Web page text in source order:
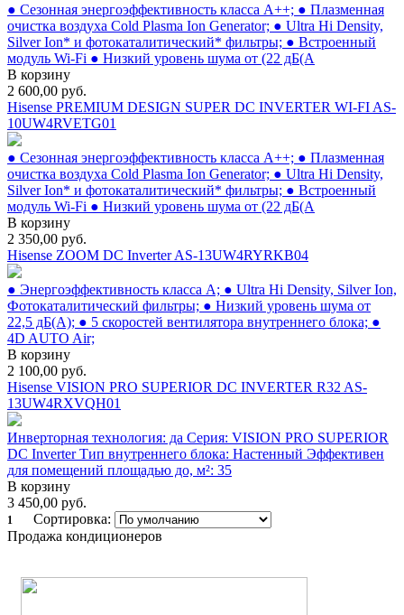
● Сезонная энергоэффективность класса А++; ● Плазменная
очистка воздуха Cold Plasma Ion Generator; ● Ultra Hi Density,
Silver Ion* и фотокаталитический* фильтры; ● Встроенный
модуль Wi-Fi ● Низкий уровень шума от (22 дБ(А
В корзину
2 600,00 руб.
Hisense PREMIUM DESIGN SUPER DC INVERTER WI-FI AS-
10UW4RVETG01
● Сезонная энергоэффективность класса А++; ● Плазменная
очистка воздуха Cold Plasma Ion Generator; ● Ultra Hi Density,
Silver Ion* и фотокаталитический* фильтры; ● Встроенный
модуль Wi-Fi ● Низкий уровень шума от (22 дБ(А
В корзину
2 350,00 руб.
Hisense ZOOM DC Inverter AS-13UW4RYRKB04
● Энергоэффективность класса А; ● Ultra Hi Density, Silver Ion,
Фотокаталитический фильтры; ● Низкий уровень шума от
22,5 дБ(А); ● 5 скоростей вентилятора внутреннего блока; ●
4D AUTO Air;
В корзину
2 100,00 руб.
Hisense VISION PRO SUPERIOR DC INVERTER R32 AS-
13UW4RXVQH01
Инверторная технология: да Серия: VISION PRO SUPERIOR
DC Inverter Тип внутреннего блока: Настенный Эффективен
для помещений площадью до, м²: 35
В корзину
3 450,00 руб.
1
Сортировка:
Продажа кондиционеров